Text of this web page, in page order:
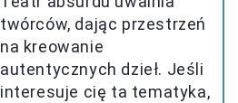
twórców, dając przestrzeń
na kreowanie
autentycznych dzieł. Jeśli
interesuje cię ta tematyka,